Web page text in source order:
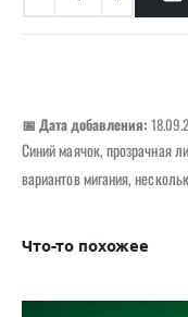
📅 Дата добавления:
Синий маячок, прозрачная
вариантов мигания,
Что-то похожее